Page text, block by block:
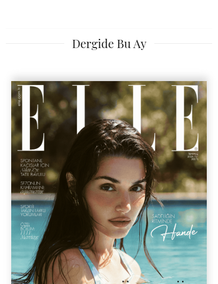
Dergide Bu Ay